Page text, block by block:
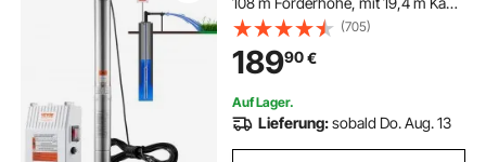
und externer Steuerbox, Edelstahl-
Wasserpumpen für Industrie,
Bewässerung und Heimgebrauch,
IP68 wasserdicht
(705)
18990€
Auf Lager.
Lieferung:sobald Do. Aug. 13